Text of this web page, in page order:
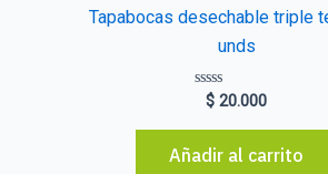
Tapabocas desechable triple
unds
Valorado
con
0
5
$ 20.000
Añadir al carrito